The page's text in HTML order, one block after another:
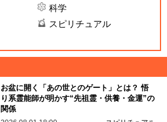
科学
スピリチュアル
お盆に開く「あの世とのゲート」とは？ 悟
り系霊能師が明かす“先祖霊・供養・金運”の
関係